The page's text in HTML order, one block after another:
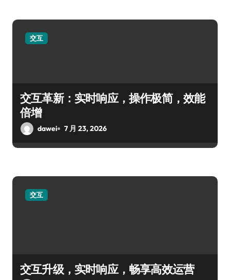
交互
交互革新：实时响应，操作极简，效能
倍增
dawei 7 月 23, 2026
交互
交互升级，实时响应，畅享高效运营